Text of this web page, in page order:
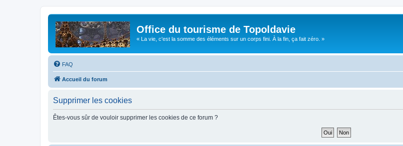
Office du tourisme de Topoldavie
« La vie, c'est la somme des éléments sur un corps fini. À la fin, ça fait zéro. »
FAQ
Accueil du forum
Supprimer les cookies
Êtes-vous sûr de vouloir supprimer les cookies de ce forum ?